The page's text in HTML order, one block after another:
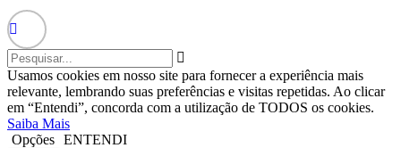
Usamos cookies em nosso site para fornecer a experiência mais
relevante, lembrando suas preferências e visitas repetidas. Ao clicar
em “Entendi”, concorda com a utilização de TODOS os cookies.
Saiba Mais
Opções ENTENDI